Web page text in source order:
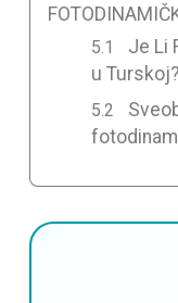
Je Li
u Turskoj?